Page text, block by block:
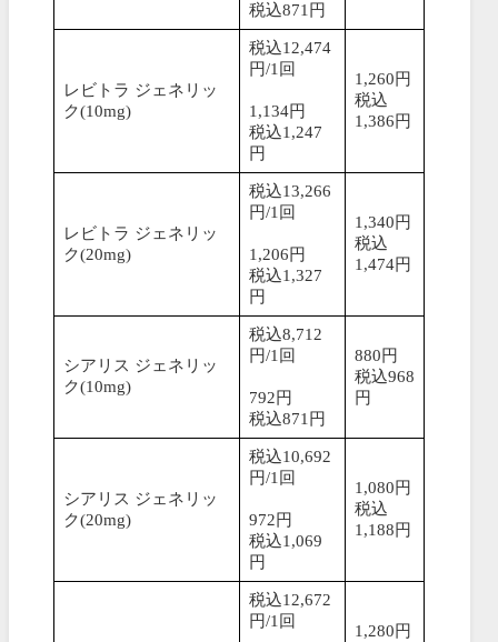
税込871円
レビトラ ジェネリッ
ク(10mg)
税込12,474
円/1回
1,134円
税込1,247
円
1,260円
税込
1,386円
レビトラ ジェネリッ
ク(20mg)
税込13,266
円/1回
1,206円
税込1,327
円
1,340円
税込
1,474円
シアリス ジェネリッ
ク(10mg)
税込8,712
円/1回
792円
税込871円
880円
税込968
円
シアリス ジェネリッ
ク(20mg)
税込10,692
円/1回
972円
税込1,069
円
1,080円
税込
1,188円
税込12,672
円/1回
1,280円